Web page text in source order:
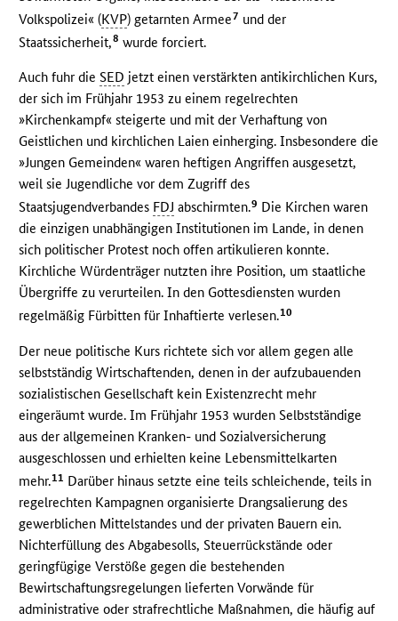
Volkspolizei« (KVP) getarnten Armee7 und der
Staatssicherheit,8 wurde forciert.
Auch fuhr dieSED jetzt einen verstärkten antikirchlichen Kurs,
der sich im Frühjahr 1953 zu einem regelrechten
»Kirchenkampf« steigerte und mit der Verhaftung von
Geistlichen und kirchlichen Laien einherging. Insbesondere die
»Jungen Gemeinden« waren heftigen Angriffen ausgesetzt,
weil sie Jugendliche vor dem Zugriff des
Staatsjugendverbandes FDJ abschirmten.9 Die Kirchen waren
die einzigen unabhängigen Institutionen im Lande, in denen
sich politischer Protest noch offen artikulieren konnte.
Kirchliche Würdenträger nutzten ihre Position, um staatliche
Übergriffe zu verurteilen. In den Gottesdiensten wurden
regelmäßig Fürbitten für Inhaftierte verlesen.10
Der neue politische Kurs richtete sich vor allem gegen alle
selbstständig Wirtschaftenden, denen in der aufzubauenden
sozialistischen Gesellschaft kein Existenzrecht mehr
eingeräumt wurde. Im Frühjahr 1953 wurden Selbstständige
aus der allgemeinen Kranken- und Sozialversicherung
ausgeschlossen und erhielten keine Lebensmittelkarten
mehr.11 Darüber hinaus setzte eine teils schleichende, teils in
regelrechten Kampagnen organisierte Drangsalierung des
gewerblichen Mittelstandes und der privaten Bauern ein.
Nichterfüllung des Abgabesolls, Steuerrückstände oder
geringfügige Verstöße gegen die bestehenden
Bewirtschaftungsregelungen lieferten Vorwände für
administrative oder strafrechtliche Maßnahmen, die häufig auf